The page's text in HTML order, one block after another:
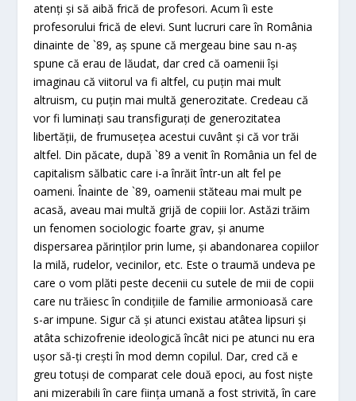
atenți și să aibă frică de profesori. Acum îi este
profesorului frică de elevi. Sunt lucruri care în România
dinainte de `89, aș spune că mergeau bine sau n-aș
spune că erau de lăudat, dar cred că oamenii își
imaginau că viitorul va fi altfel, cu puțin mai mult
altruism, cu puțin mai multă generozitate. Credeau că
vor fi luminați sau transfigurați de generozitatea
libertății, de frumusețea acestui cuvânt și că vor trăi
altfel. Din păcate, după `89 a venit în România un fel de
capitalism sălbatic care i-a înrăit într-un alt fel pe
oameni. Înainte de `89, oamenii stăteau mai mult pe
acasă, aveau mai multă grijă de copiii lor. Astăzi trăim
un fenomen sociologic foarte grav, și anume
dispersarea părinților prin lume, și abandonarea copiilor
la milă, rudelor, vecinilor, etc. Este o traumă undeva pe
care o vom plăti peste decenii cu sutele de mii de copii
care nu trăiesc în condițiile de familie armonioasă care
s-ar impune. Sigur că și atunci existau atâtea lipsuri și
atâta schizofrenie ideologică încât nici pe atunci nu era
ușor să-ți crești în mod demn copilul. Dar, cred că e
greu totuși de comparat cele două epoci, au fost niște
ani mizerabili în care ființa umană a fost strivită, în care